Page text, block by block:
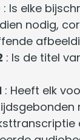
: Is elke
nodig,
: Is de titel
: Heeft elk